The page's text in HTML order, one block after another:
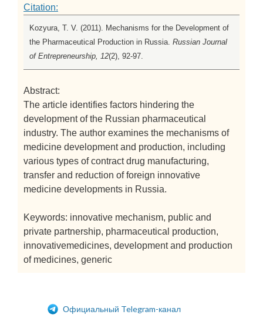
Citation:
Kozyura, T. V. (2011). Mechanisms for the Development of
the Pharmaceutical Production in Russia. Russian Journal
of Entrepreneurship, 12(2), 92-97.
Abstract:
The article identifies factors hindering the
development of the Russian pharmaceutical
industry. The author examines the mechanisms of
medicine development and production, including
various types of contract drug manufacturing,
transfer and reduction of foreign innovative
medicine developments in Russia.
Keywords: innovative mechanism, public and
private partnership, pharmaceutical production,
innovativemedicines, development and production
of medicines, generic
Официальный Telegram-канал